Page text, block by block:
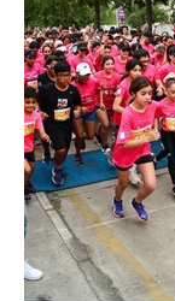
Las Cuatro
Piazzolla. Déja